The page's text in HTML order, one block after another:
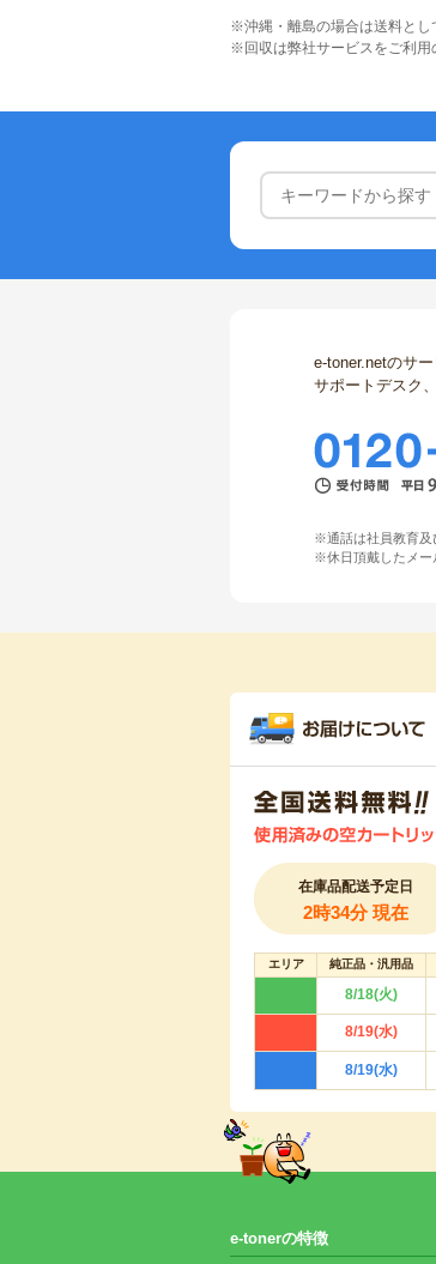
※沖縄・離島の場合は送料とし
※回収は弊社サービスをご利用
e-toner.netのサ
サポートデスク
※通話は社員教育及
※休日頂戴したメー
在庫品配送予定日
2時34分 現在
エリア 純正品・汎用品
8/18(火)
8/19(水)
8/19(水)
e-tonerの特徴